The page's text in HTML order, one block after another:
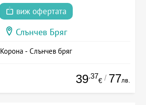
виж офертата
Слънчев Бряг
Корона - Слънчев бряг
39.37
€ / 77лв.